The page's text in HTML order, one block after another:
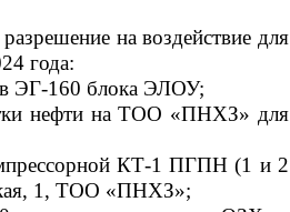
на воздействие для
года:
ЭГ-160 блока ЭЛОУ;
нефти на ТОО «ПНХЗ» для
КТ-1 ПГПН (1 и 2
1, ТОО «ПНХЗ»;